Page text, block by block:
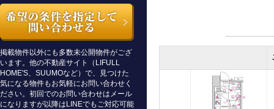
掲載物件以外にも多数未公開物件がござ
います。他の不動産サイト（LIFULL
HOME'S、SUUMOなど）で、見つけた
気になる物件もお気軽にお問い合わせく
ださい。初回でのお問い合わせはメール
になりますが以降はLINEでもご対応可能